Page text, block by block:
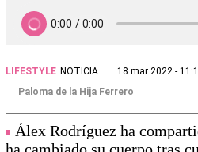
LIFESTYLE NOTICIA
18 mar 2022 -
Paloma de la Hija Ferrero
Álex Rodríguez ha